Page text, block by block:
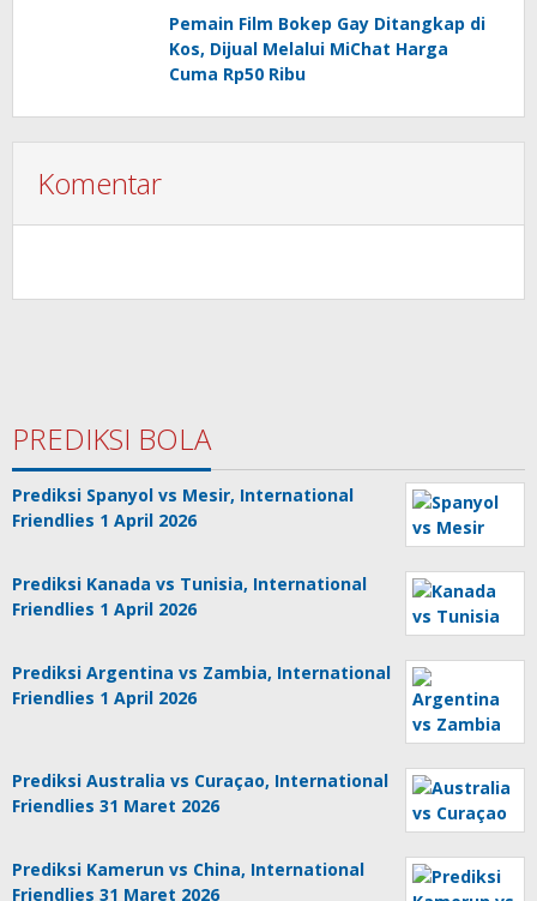
Pemain Film Bokep Gay Ditangkap di
Kos, Dijual Melalui MiChat Harga
Cuma Rp50 Ribu
Komentar
PREDIKSI BOLA
Prediksi Spanyol vs Mesir, International
Friendlies 1 April 2026
Prediksi Kanada vs Tunisia, International
Friendlies 1 April 2026
Prediksi Argentina vs Zambia, International
Friendlies 1 April 2026
Prediksi Australia vs Curaçao, International
Friendlies 31 Maret 2026
Prediksi Kamerun vs China, International
Friendlies 31 Maret 2026